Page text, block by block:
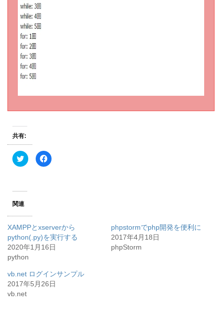
共有:
ク
リ
T
t
r
で
共
有
新
い
ウ
ィ
ン
ド
F
a
る
に
は
ク
リ
し
て
く
だ
関連
XAMPPとxserverから
python(.py)を実行する
2020年1月16日
python
phpstormでphp開発を便利に
2017年4月18日
phpStorm
vb.net ログインサンプル
2017年5月26日
vb.net